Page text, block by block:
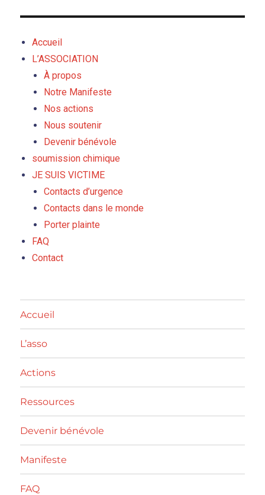
Accueil
L’ASSOCIATION
À propos
Notre Manifeste
Nos actions
Nous soutenir
Devenir bénévole
soumission chimique
JE SUIS VICTIME
Contacts d’urgence
Contacts dans le monde
Porter plainte
FAQ
Contact
Accueil
L’asso
Actions
Ressources
Devenir bénévole
Manifeste
FAQ